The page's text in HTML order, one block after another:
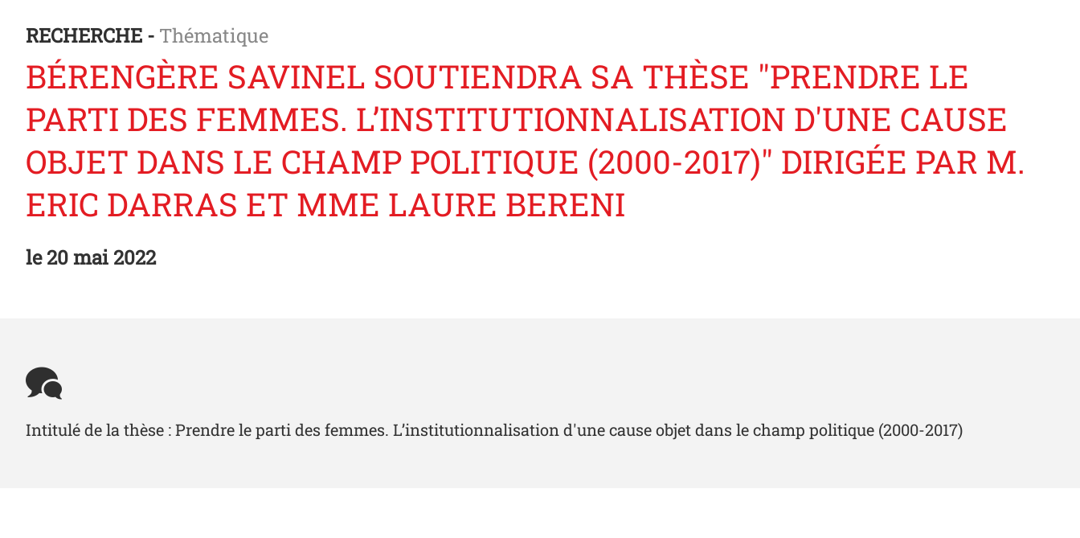
RECHERCHE - Thématique
BÉRENGÈRE SAVINEL SOUTIENDRA SA THÈSE "PRENDRE LE
PARTI DES FEMMES. L’INSTITUTIONNALISATION D'UNE CAUSE
OBJET DANS LE CHAMP POLITIQUE (2000-2017)" DIRIGÉE PAR M.
ERIC DARRAS ET MME LAURE BERENI
le20 mai 2022
Intitulé de la thèse : Prendre le parti des femmes. L’institutionnalisation d'une cause objet dans le champ politique (2000-2017)